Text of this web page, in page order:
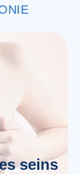
seins